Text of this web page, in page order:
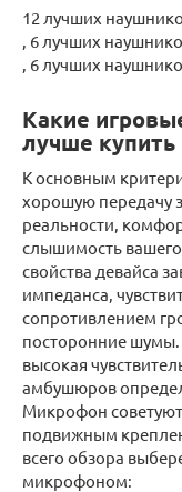
12 лучших
, 6 лучших
, 6 лучших
Какие
лучше купить
К основным
хорошую передачу
реальности,
слышимость вашего
свойства девайса
импеданса,
сопротивлением
посторонние
высокая
амбушюров
Микрофон
подвижным
всего обзора
микрофоном: